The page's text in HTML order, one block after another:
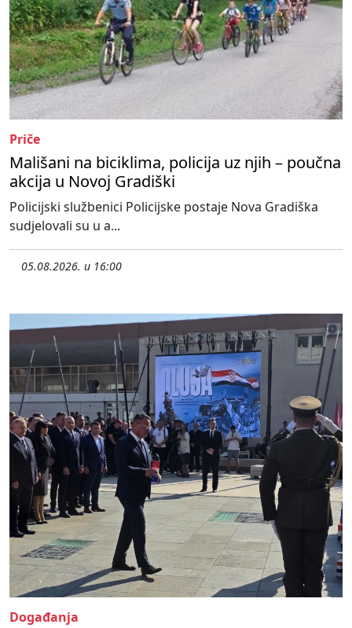
Priče
Mališani na biciklima, policija uz njih – poučna
akcija u Novoj Gradiški
Policijski službenici Policijske postaje Nova Gradiška
sudjelovali su u a...
05.08.2026. u 16:00
Događanja